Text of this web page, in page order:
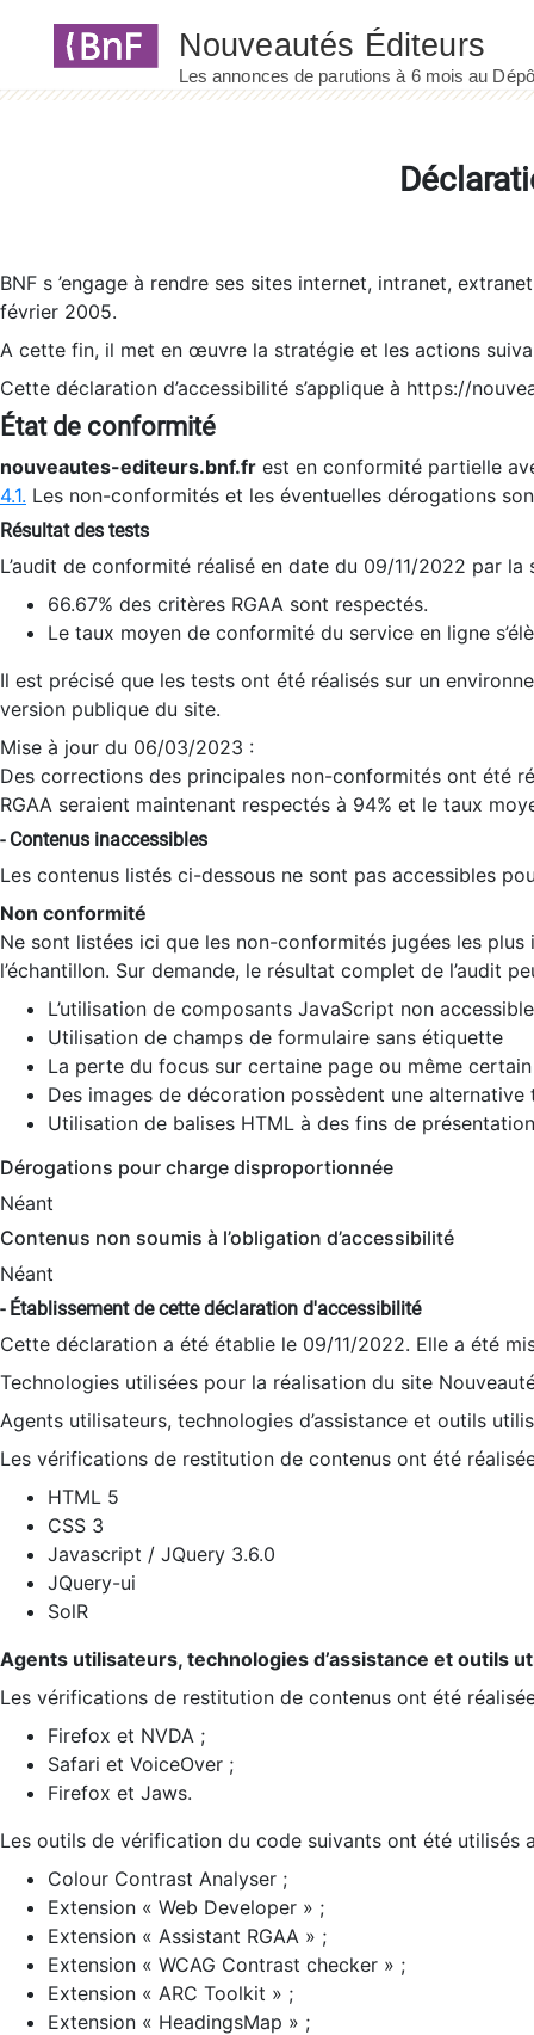
BNF s ’engage à rendre ses sites internet, intranet,
février 2005.
A cette fin, il met en œuvre la stratégie et les actions
Cette déclaration d’accessibilité s’applique à https://
État de conformité
nouveautes-editeurs.bnf.fr est en conformité partielle
4.1. Les non-conformités et les éventuelles dérogations
Résultat des tests
L’audit de conformité réalisé en date du 09/11/2022 par
66.67% des critères RGAA sont respectés.
Le taux moyen de conformité du service en ligne
Il est précisé que les tests ont été réalisés sur un
version publique du site.
Mise à jour du 06/03/2023 :
Des corrections des principales non-conformités ont été
RGAA seraient maintenant respectés à 94% et le taux
- Contenus inaccessibles
Les contenus listés ci-dessous ne sont pas accessibles
Non conformité
Ne sont listées ici que les non-conformités jugées les
l’échantillon. Sur demande, le résultat complet de l’audit
L’utilisation de composants JavaScript non
Utilisation de champs de formulaire sans étiquette
La perte du focus sur certaine page ou même
Des images de décoration possèdent une alternative
Utilisation de balises HTML à des fins de
Dérogations pour charge disproportionnée
Néant
Contenus non soumis à l’obligation d’accessibilité
Néant
- Établissement de cette déclaration d'accessibilité
Cette déclaration a été établie le 09/11/2022. Elle a été
Technologies utilisées pour la réalisation du site
Agents utilisateurs, technologies d’assistance et outils
Les vérifications de restitution de contenus ont été
HTML 5
CSS 3
Javascript / JQuery 3.6.0
JQuery-ui
SolR
Agents utilisateurs, technologies d’assistance et outils
Les vérifications de restitution de contenus ont été
Firefox et NVDA ;
Safari et VoiceOver ;
Firefox et Jaws.
Les outils de vérification du code suivants ont été utilisés
Colour Contrast Analyser ;
Extension « Web Developer » ;
Extension « Assistant RGAA » ;
Extension « WCAG Contrast checker » ;
Extension « ARC Toolkit » ;
Extension « HeadingsMap » ;